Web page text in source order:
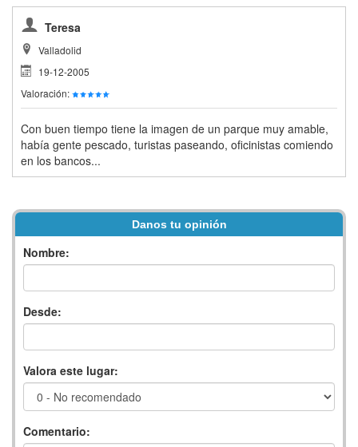
Teresa
Valladolid
19-12-2005
Valoración:
Con buen tiempo tiene la imagen de un parque muy amable,
había gente pescado, turistas paseando, oficinistas comiendo
en los bancos...
Danos tu opinión
Nombre:
Desde:
Valora este lugar:
Comentario: